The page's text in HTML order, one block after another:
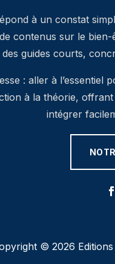
à un constat
contenus sur le
des guides courts,
: aller à l’essentiel
à la théorie,
intégrer
© 2026